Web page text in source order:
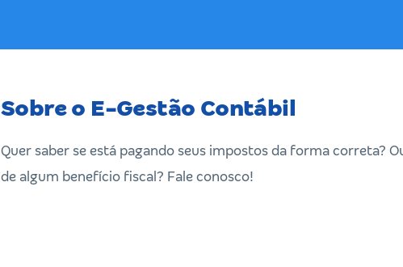
Sobre o E-Gestão Contábil
Quer saber se está pagando seus impostos da forma correta?
de algum benefício fiscal? Fale conosco!